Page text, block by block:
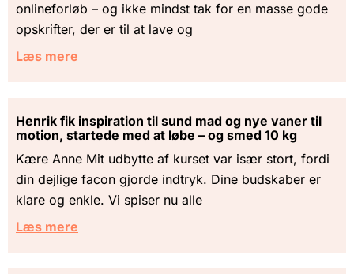
onlineforløb – og ikke mindst tak for en masse gode
opskrifter, der er til at lave og
Læs mere
Henrik fik inspiration til sund mad og nye vaner til
motion, startede med at løbe – og smed 10 kg
Kære Anne Mit udbytte af kurset var især stort, fordi
din dejlige facon gjorde indtryk. Dine budskaber er
klare og enkle. Vi spiser nu alle
Læs mere